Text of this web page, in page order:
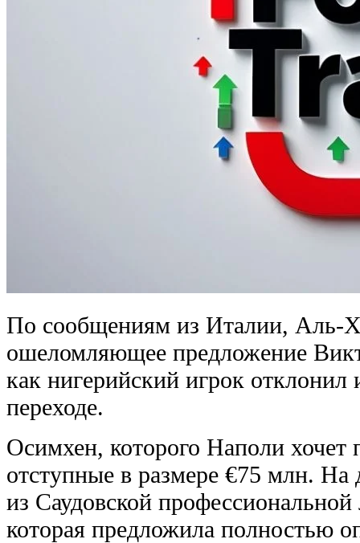
По сообщениям из Италии, Аль-
ошеломляющее предложение
как нигерийский игрок отклонил
переходе.
Осимхен, которого Наполи хочет
отступные в размере €75 млн.
из Саудовской
которая предложила полностью